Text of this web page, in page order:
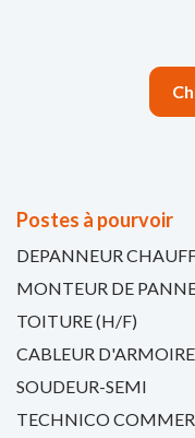
Postes à pourvoir
DEPANNEUR
MONTEUR DE
TOITURE (H/F)
CABLEUR
SOUDEUR-SEMI
TECHNICO